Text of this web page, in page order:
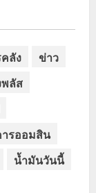
ลัง
ข่าว
ลัส
รออมสิน
น้ำมันวันนี้